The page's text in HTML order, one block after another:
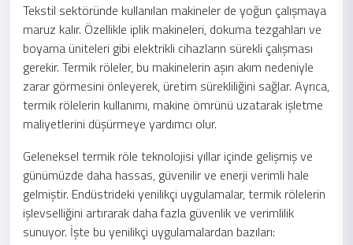
Tekstil sektöründe kullanılan makineler de yoğun çalışmaya
maruz kalır. Özellikle iplik makineleri, dokuma tezgahları ve
boyama üniteleri gibi elektrikli cihazların sürekli çalışması
gerekir. Termik röleler, bu makinelerin aşırı akım nedeniyle
zarar görmesini önleyerek, üretim sürekliliğini sağlar. Ayrıca,
termik rölelerin kullanımı, makine ömrünü uzatarak işletme
maliyetlerini düşürmeye yardımcı olur.
Geleneksel termik röle teknolojisi yıllar içinde gelişmiş ve
günümüzde daha hassas, güvenilir ve enerji verimli hale
gelmiştir. Endüstrideki yenilikçi uygulamalar, termik rölelerin
işlevselliğini artırarak daha fazla güvenlik ve verimlilik
sunuyor. İşte bu yenilikçi uygulamalardan bazıları: